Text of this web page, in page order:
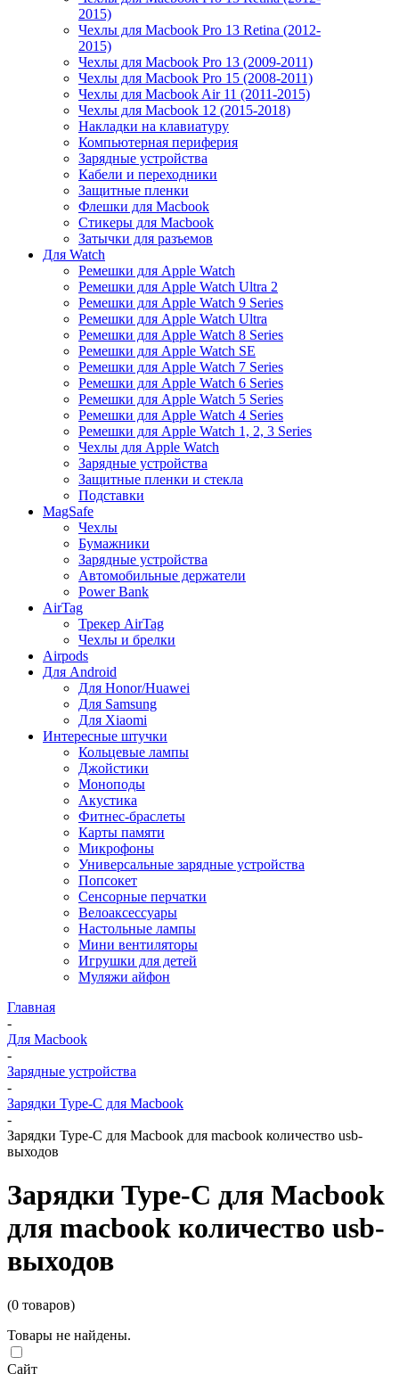
2015)
Чехлы для Macbook Pro 13 Retina (2012-
2015)
Чехлы для Macbook Pro 13 (2009-2011)
Чехлы для Macbook Pro 15 (2008-2011)
Чехлы для Macbook Air 11 (2011-2015)
Чехлы для Macbook 12 (2015-2018)
Накладки на клавиатуру
Компьютерная периферия
Зарядные устройства
Кабели и переходники
Защитные пленки
Флешки для Macbook
Стикеры для Macbook
Затычки для разъемов
Для Watch
Ремешки для Apple Watch
Ремешки для Apple Watch Ultra 2
Ремешки для Apple Watch 9 Series
Ремешки для Apple Watch Ultra
Ремешки для Apple Watch 8 Series
Ремешки для Apple Watch SE
Ремешки для Apple Watch 7 Series
Ремешки для Apple Watch 6 Series
Ремешки для Apple Watch 5 Series
Ремешки для Apple Watch 4 Series
Ремешки для Apple Watch 1, 2, 3 Series
Чехлы для Apple Watch
Зарядные устройства
Защитные пленки и стекла
Подставки
MagSafe
Чехлы
Бумажники
Зарядные устройства
Автомобильные держатели
Power Bank
AirTag
Трекер AirTag
Чехлы и брелки
Airpods
Для Android
Для Honor/Huawei
Для Samsung
Для Xiaomi
Интересные штучки
Кольцевые лампы
Джойстики
Моноподы
Акустика
Фитнес-браслеты
Карты памяти
Микрофоны
Универсальные зарядные устройства
Попсокет
Сенсорные перчатки
Велоаксессуары
Настольные лампы
Мини вентиляторы
Игрушки для детей
Муляжи айфон
Главная
-
Для Macbook
-
Зарядные устройства
-
Зарядки Type-C для Macbook
-
Зарядки Type-C для Macbook для macbook количество usb-
выходов
Зарядки Type-C для Macbook
для macbook количество usb-
выходов
(0 товаров)
Товары не найдены.
Сайт